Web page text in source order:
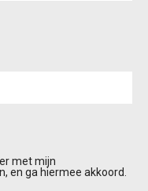
met mijn
en ga hiermee akkoord.